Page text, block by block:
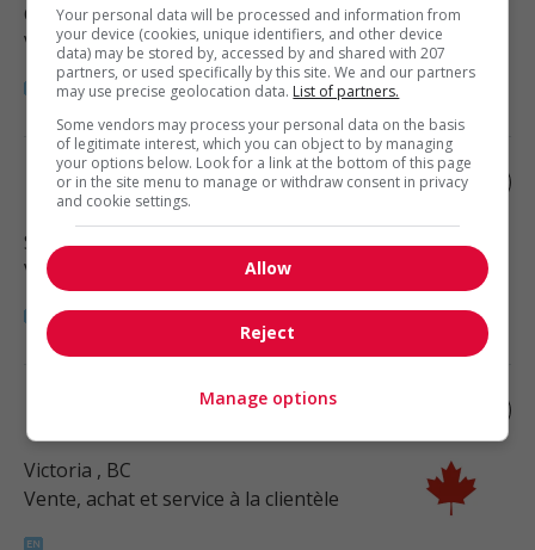
Comox, BC
Vente, achat et service à la clientèle
Rentals manager
Sidney, BC
Vente, achat et service à la clientèle
Rentals manager
Victoria , BC
Vente, achat et service à la clientèle
Your personal data will be processed and information from
your device (cookies, unique identifiers, and other device
data) may be stored by, accessed by and shared with 207
partners, or used specifically by this site. We and our partners
may use precise geolocation data. List of partners.
Some vendors may process your personal data on the basis
of legitimate interest, which you can object to by managing
your options below. Look for a link at the bottom of this page
or in the site menu to manage or withdraw consent in privacy
and cookie settings.
Allow
Reject
Manage options